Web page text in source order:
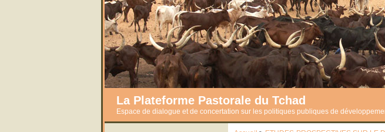
La Plateforme Pastorale du Tchad
Espace de dialogue et de concertation sur les politiques publiques de